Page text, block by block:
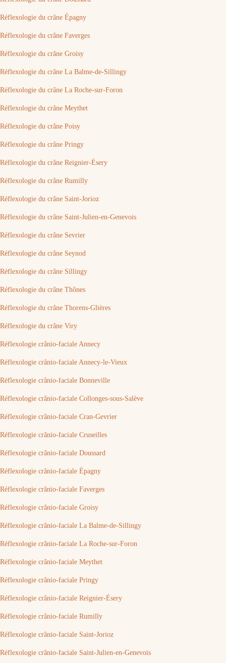
Réflexologie du crâne Épagny
Réflexologie du crâne Faverges
Réflexologie du crâne Groisy
Réflexologie du crâne La Balme-de-Sillingy
Réflexologie du crâne La Roche-sur-Foron
Réflexologie du crâne Meythet
Réflexologie du crâne Poisy
Réflexologie du crâne Pringy
Réflexologie du crâne Reignier-Ésery
Réflexologie du crâne Rumilly
Réflexologie du crâne Saint-Jorioz
Réflexologie du crâne Saint-Julien-en-Genevois
Réflexologie du crâne Sevrier
Réflexologie du crâne Seynod
Réflexologie du crâne Sillingy
Réflexologie du crâne Thônes
Réflexologie du crâne Thorens-Glières
Réflexologie du crâne Viry
Réflexologie crânio-faciale Annecy
Réflexologie crânio-faciale Annecy-le-Vieux
Réflexologie crânio-faciale Bonneville
Réflexologie crânio-faciale Collonges-sous-Salève
Réflexologie crânio-faciale Cran-Gevrier
Réflexologie crânio-faciale Cruseilles
Réflexologie crânio-faciale Doussard
Réflexologie crânio-faciale Épagny
Réflexologie crânio-faciale Faverges
Réflexologie crânio-faciale Groisy
Réflexologie crânio-faciale La Balme-de-Sillingy
Réflexologie crânio-faciale La Roche-sur-Foron
Réflexologie crânio-faciale Meythet
Réflexologie crânio-faciale Pringy
Réflexologie crânio-faciale Reignier-Ésery
Réflexologie crânio-faciale Rumilly
Réflexologie crânio-faciale Saint-Jorioz
Réflexologie crânio-faciale Saint-Julien-en-Genevois